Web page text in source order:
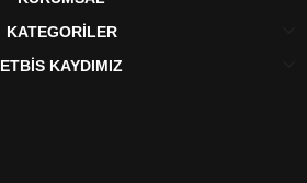
KATEGORİLER
ETBİS KAYDIMIZ